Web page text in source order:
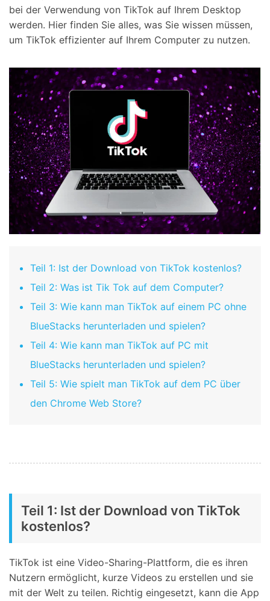
bei der Verwendung von TikTok auf Ihrem Desktop
werden. Hier finden Sie alles, was Sie wissen müssen,
um TikTok effizienter auf Ihrem Computer zu nutzen.
Teil 1: Ist der Download von TikTok kostenlos?
Teil 2: Was ist Tik Tok auf dem Computer?
Teil 3: Wie kann man TikTok auf einem PC ohne
BlueStacks herunterladen und spielen?
Teil 4: Wie kann man TikTok auf PC mit
BlueStacks herunterladen und spielen?
Teil 5: Wie spielt man TikTok auf dem PC über
den Chrome Web Store?
Teil 1: Ist der Download von TikTok
kostenlos?
TikTok ist eine Video-Sharing-Plattform, die es ihren
Nutzern ermöglicht, kurze Videos zu erstellen und sie
mit der Welt zu teilen. Richtig eingesetzt, kann die App